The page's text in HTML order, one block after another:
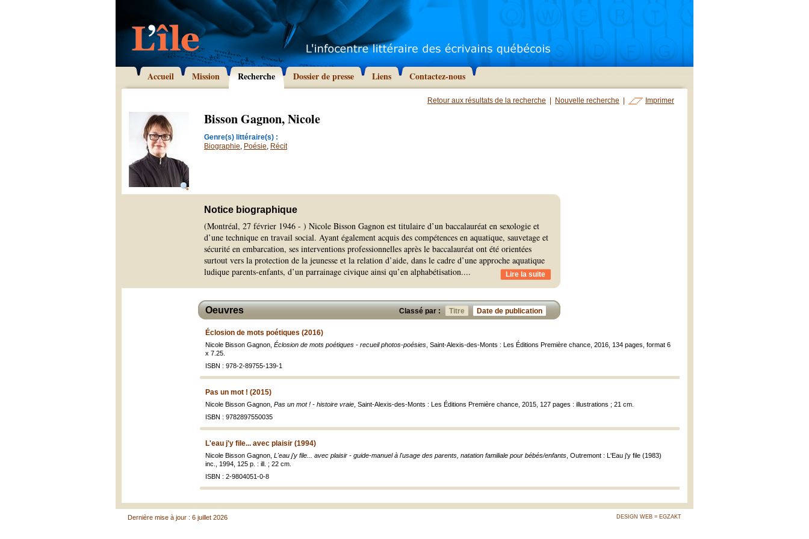
Accueil Mission Recherche Dossier de presse Liens Contactez-nous
Retour aux résultats de la recherche Nouvelle recherche Imprimer
Bisson Gagnon, Nicole
Genre(s) littéraire(s) :
Biographie, Poésie, Récit
Notice biographique
(Montréal, 27 février 1946 - ) Nicole Bisson Gagnon est titulaire d’un baccalauréat en sexologie et
d’une technique en travail social. Ayant également acquis des compétences en aquatique, sauvetage et
sécurité en embarcation, ses interventions professionnelles après le baccalauréat ont été orientées
surtout vers la protection de la jeunesse et la relation d’aide, dans le cadre d’une approche aquatique
ludique parents-enfants, d’un parrainage civique ainsi qu’en alphabétisation.... Lire la suite
Classé par : Titre Date de publication
Oeuvres
Éclosion de mots poétiques (2016)
Nicole Bisson Gagnon, Éclosion de mots poétiques - recueil photos-poésies , Saint-Alexis-des-Monts : Les Éditions Première chance, 2016, 134 pages, format 6
x 7.25.
ISBN : 978-2-89755-139-1
Pas un mot ! (2015)
Nicole Bisson Gagnon, Pas un mot ! - histoire vraie , Saint-Alexis-des-Monts : Les Éditions Première chance, 2015, 127 pages : illustrations ; 21 cm.
ISBN : 9782897550035
L'eau j'y file... avec plaisir (1994)
Nicole Bisson Gagnon, L'eau j'y file... avec plaisir - guide-manuel à l'usage des parents, natation familiale pour bébés/enfants , Outremont : L'Eau j'y file (1983)
inc., 1994, 125 p. : ill. ; 22 cm.
ISBN : 2-9804051-0-8
DESIGN WEB = EGZAKT
Dernière mise à jour : 6 juillet 2026